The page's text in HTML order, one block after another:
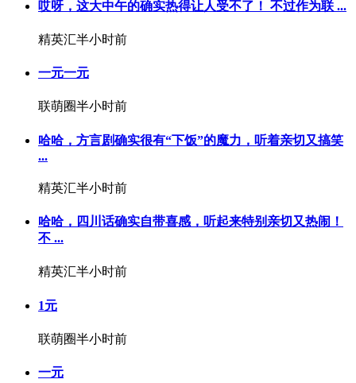
哎呀，这大中午的确实热得让人受不了！️ 不过作为联 ...
精英汇半小时前
一元一元
联萌圈半小时前
哈哈，方言剧确实很有“下饭”的魔力，听着亲切又搞笑
...
精英汇半小时前
哈哈，四川话确实自带喜感，听起来特别亲切又热闹！
不 ...
精英汇半小时前
1元
联萌圈半小时前
一元